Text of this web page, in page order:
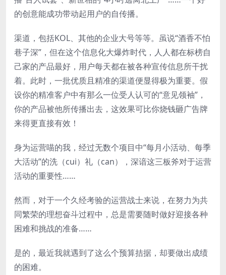
的创意能成功带动起用户的自传播。
渠道，包括KOL、其他的企业大号等等。虽说“酒香不怕
巷子深”，但在这个信息化大爆炸时代，人人都在标榜自
己家的产品最好，用户每天都在被各种宣传信息所干扰
着。此时，一批优质且精准的渠道便显得极为重要。假
设你的精准客户中有那么一位受人认可的“意见领袖”，
你的产品被他所传播出去，这效果可比你烧钱砸广告牌
来得更直接有效！
身为运营喵的我，经过无数个项目中“每月小活动、每季
大活动”的洗（cui）礼（can），深谙这三板斧对于运营
活动的重要性……
然而，对于一个久经考验的运营战士来说，在努力为共
同繁荣的理想奋斗过程中，总是需要随时做好迎接各种
困难和挑战的准备……
是的，最近我就遇到了这么个预算拮据，却要做出成绩
的困难。